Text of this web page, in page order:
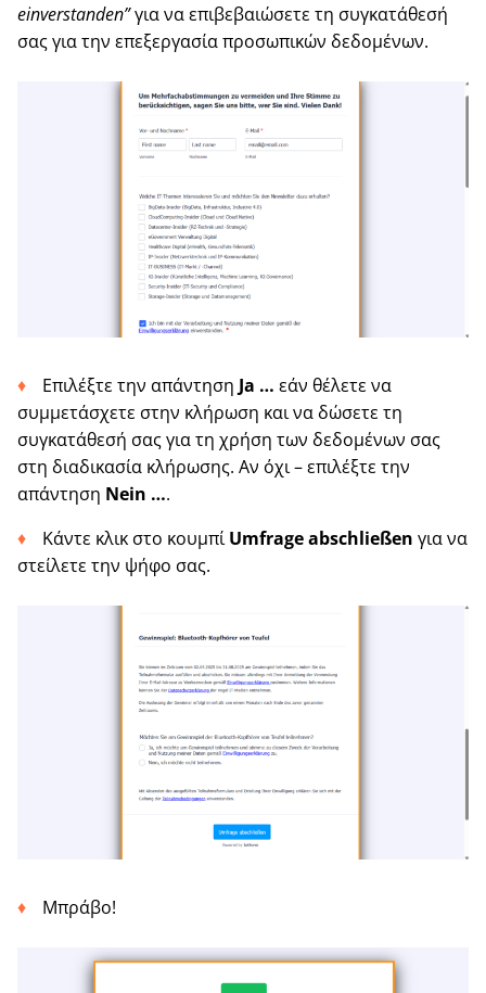
einverstanden”για να επιβεβαιώσετε τη συγκατάθεσή
σας για την επεξεργασία προσωπικών δεδομένων.
Επιλέξτε την απάντηση Ja … εάν θέλετε να
συμμετάσχετε στην κλήρωση και να δώσετε τη
συγκατάθεσή σας για τη χρήση των δεδομένων σας
στη διαδικασία κλήρωσης. Αν όχι – επιλέξτε την
απάντηση Nein ….
Κάντε κλικ στο κουμπίUmfrage abschließen για να
στείλετε την ψήφο σας.
Μπράβο!